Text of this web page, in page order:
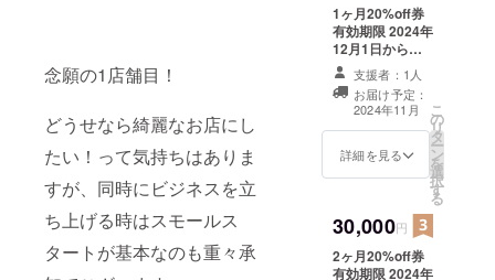
念願の1店舗目！
どうせなら綺麗なお店にし
たい！って気持ちはありま
すが、同時にビジネスを立
ち上げる時はスモールス
タートが基本なのも重々承
1ヶ月20%off券
有効期限 2024年
12月1日から
2025年12月末ま
で 支援者：1人
お届け予定：
2024年11月
詳細を見る
こ
の
リ
タ
ー
ン
を
選
択
す
る
30,000円
2ヶ月20%off券
有効期限 2024年